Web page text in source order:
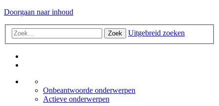
Doorgaan naar inhoud
Zoek Uitgebreid zoeken
Onbeantwoorde onderwerpen
Actieve onderwerpen